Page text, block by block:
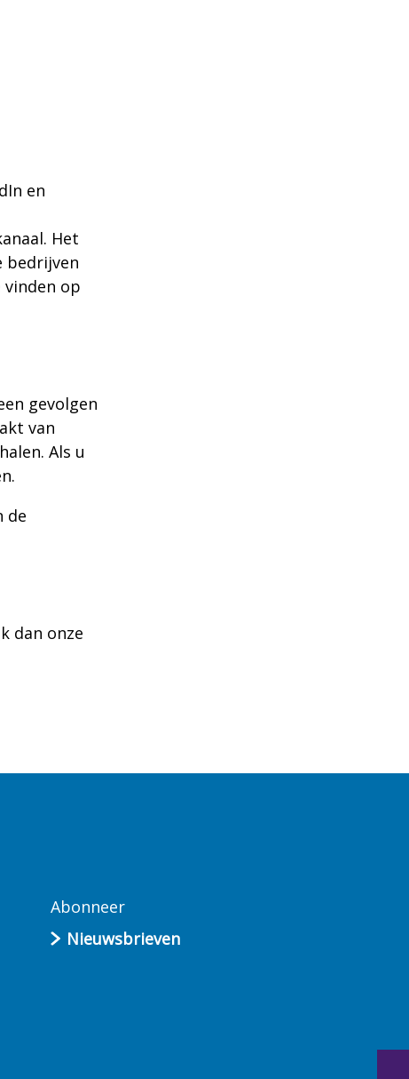
en
Het
bedrijven
op
gevolgen
van
Als u
de
dan onze
Abonneer
Nieuwsbrieven